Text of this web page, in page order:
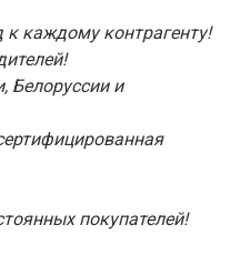
каждому контрагенту!
Белоруссии и
покупателей!